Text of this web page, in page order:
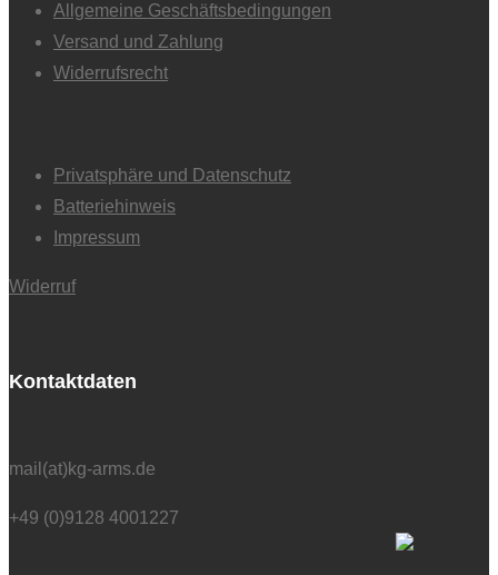
Allgemeine Geschäftsbedingungen
Versand und Zahlung
Widerrufsrecht
Privatsphäre und Datenschutz
Batteriehinweis
Impressum
Widerruf
Kontaktdaten
mail(at)kg-arms.de
+49 (0)9128 4001227